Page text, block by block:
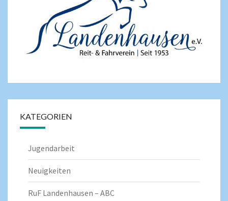
KATEGORIEN
Jugendarbeit
Neuigkeiten
RuF Landenhausen – ABC